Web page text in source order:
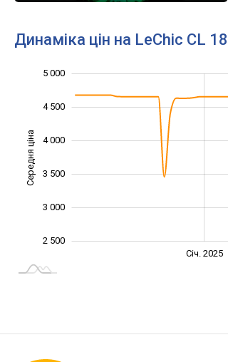
Динаміка цін на LeChic CL
Середня ціна
2 500
3 000
3 500
4 000
4 500
5 000
Січ. 2025